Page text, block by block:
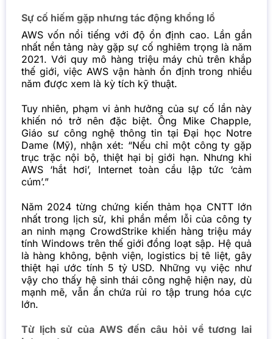
Sự cố hiếm gặp nhưng tác động khổng lồ
AWS vốn nổi tiếng với độ ổn định cao. Lần gần
nhất nền tảng này gặp sự cố nghiêm trọng là năm
2021. Với quy mô hàng triệu máy chủ trên khắp
thế giới, việc AWS vận hành ổn định trong nhiều
năm được xem là kỳ tích kỹ thuật.
Tuy nhiên, phạm vi ảnh hưởng của sự cố lần này
khiến nó trở nên đặc biệt. Ông Mike Chapple,
Giáo sư công nghệ thông tin tại Đại học Notre
Dame (Mỹ), nhận xét: “Nếu chỉ một công ty gặp
trục trặc nội bộ, thiệt hại bị giới hạn. Nhưng khi
AWS ‘hắt hơi’, Internet toàn cầu lập tức ‘cảm
cúm’.”
Năm 2024 từng chứng kiến thảm họa CNTT lớn
nhất trong lịch sử, khi phần mềm lỗi của công ty
an ninh mạng CrowdStrike khiến hàng triệu máy
tính Windows trên thế giới đồng loạt sập. Hệ quả
là hàng không, bệnh viện, logistics bị tê liệt, gây
thiệt hại ước tính 5 tỷ USD. Những vụ việc như
vậy cho thấy hệ sinh thái công nghệ hiện nay, dù
mạnh mẽ, vẫn ẩn chứa rủi ro tập trung hóa cực
lớn.
Từ lịch sử của AWS đến câu hỏi về tương lai